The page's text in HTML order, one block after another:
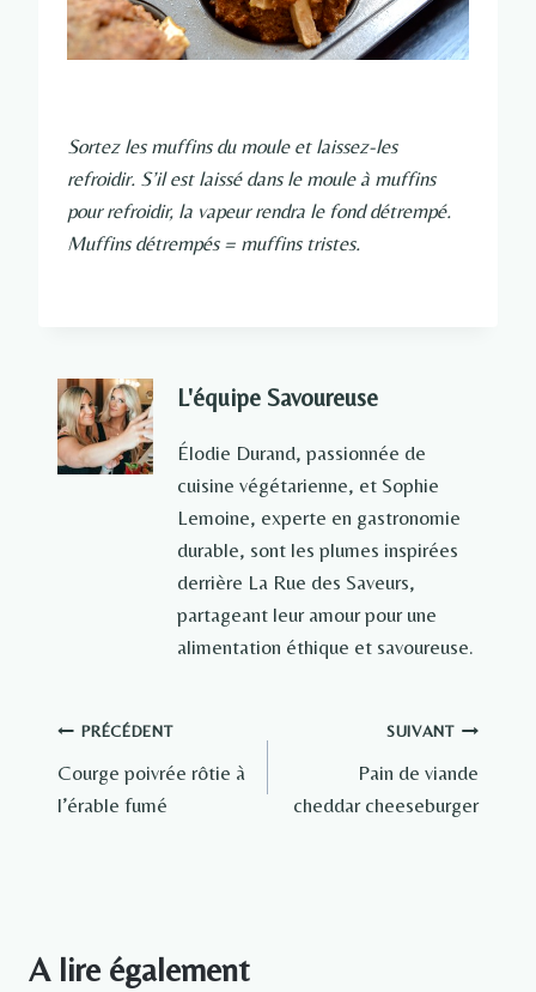
Sortez les muffins du moule et laissez-les
refroidir. S’il est laissé dans le moule à muffins
pour refroidir, la vapeur rendra le fond détrempé.
Muffins détrempés = muffins tristes.
L'équipe Savoureuse
Élodie Durand, passionnée de
cuisine végétarienne, et Sophie
Lemoine, experte en gastronomie
durable, sont les plumes inspirées
derrière La Rue des Saveurs,
partageant leur amour pour une
alimentation éthique et savoureuse.
Navigation
de
PRÉCÉDENT
Courge poivrée rôtie à
l’érable fumé
SUIVANT
Pain de viande
cheddar cheeseburger
A lire également